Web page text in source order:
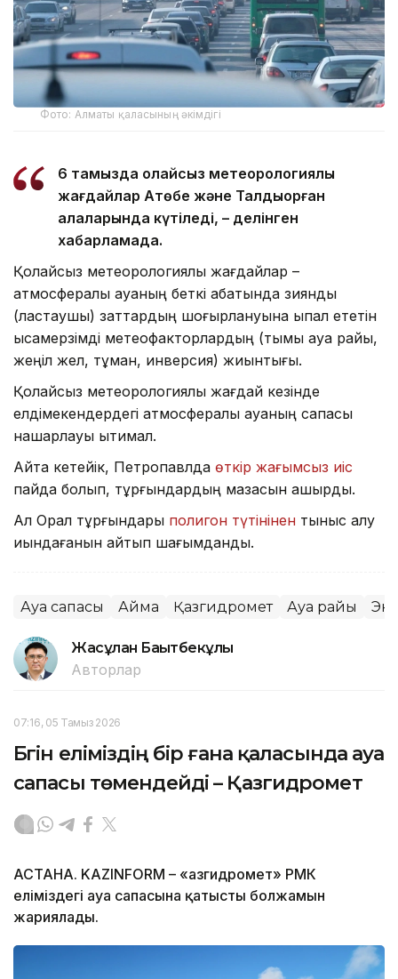
Фото: Алматы қаласының әкімдігі
6 тамызда қолайсыз метеорологиялық
жағдайлар Ақтөбе және Талдықорған
қалаларында күтіледі, – делінген
хабарламада.
Қолайсыз метеорологиялық жағдайлар –
атмосфералық ауаның беткі қабатында зиянды
(ластаушы) заттардың шоғырлануына ықпал ететін
қысқамерзімді метеофакторлардың (тымық ауа райы,
жеңіл жел, тұман, инверсия) жиынтығы.
Қолайсыз метеорологиялық жағдай кезінде
елдімекендердегі атмосфералық ауаның сапасы
нашарлауы ықтимал.
Айта кетейік, Петропавлда өткір жағымсыз иіс
пайда болып, тұрғындардың мазасын қашырды.
Ал Орал тұрғындары полигон түтінінен тыныс алу
қиындағанын айтып шағымданды.
Ауа сапасы Аймақ Қазгидромет Ауа райы
Жасұлан Бақытбекұлы
Авторлар
07:16, 05 Тамыз 2026
Бүгін еліміздің бір ғана қаласында ауа
сапасы төмендейді – Қазгидромет
АСТАНА. KAZINFORM – «Қазгидромет» РМК
еліміздегі ауа сапасына қатысты болжамын
жариялады.